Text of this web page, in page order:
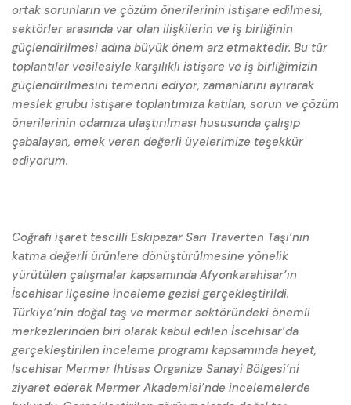
ortak sorunların ve çözüm önerilerinin istişare edilmesi,
sektörler arasında var olan ilişkilerin ve iş birliğinin
güçlendirilmesi adına büyük önem arz etmektedir. Bu tür
toplantılar vesilesiyle karşılıklı istişare ve iş birliğimizin
güçlendirilmesini temenni ediyor, zamanlarını ayırarak
meslek grubu istişare toplantımıza katılan, sorun ve çözüm
önerilerinin odamıza ulaştırılması hususunda çalışıp
çabalayan, emek veren değerli üyelerimize teşekkür
ediyorum.
Coğrafi işaret tescilli Eskipazar Sarı Traverten Taşı’nın
katma değerli ürünlere dönüştürülmesine yönelik
yürütülen çalışmalar kapsamında Afyonkarahisar’ın
İscehisar ilçesine inceleme gezisi gerçekleştirildi.
Türkiye’nin doğal taş ve mermer sektöründeki önemli
merkezlerinden biri olarak kabul edilen İscehisar’da
gerçekleştirilen inceleme programı kapsamında heyet,
İscehisar Mermer İhtisas Organize Sanayi Bölgesi’ni
ziyaret ederek Mermer Akademisi’nde incelemelerde